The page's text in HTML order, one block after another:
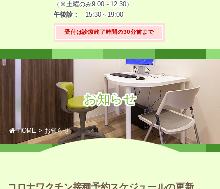
（※土曜のみ9:00～12:30）
午後診：
15:30～19:00
受付は診療終了時間の30分前まで
お知らせ
HOME お知らせ
コロナワクチン接種予約スケジュールの更新